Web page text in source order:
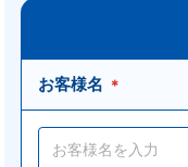
お客様名 ＊